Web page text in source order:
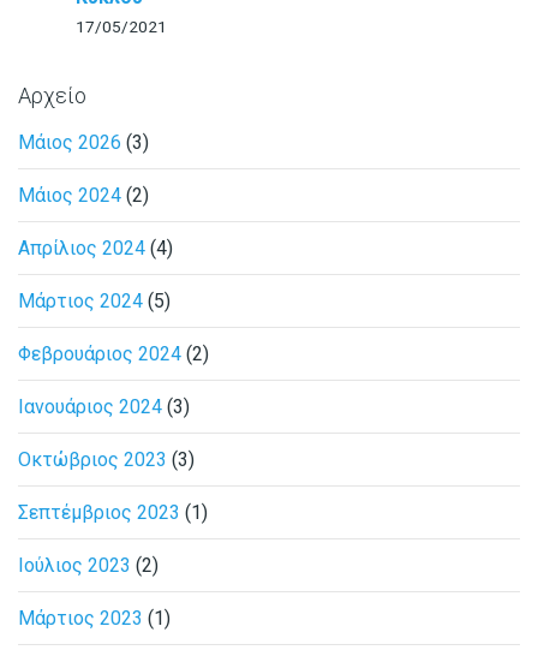
17/05/2021
Αρχείο
Μάιος 2026 (3)
Μάιος 2024 (2)
Απρίλιος 2024 (4)
Μάρτιος 2024 (5)
Φεβρουάριος 2024 (2)
Ιανουάριος 2024 (3)
Οκτώβριος 2023 (3)
Σεπτέμβριος 2023 (1)
Ιούλιος 2023 (2)
Μάρτιος 2023 (1)